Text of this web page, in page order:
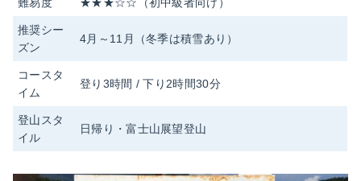
推奨シー
ズン
4月～11月（冬季は積雪あり）
コースタ
イム
登り3時間 / 下り2時間30分
登山スタ
イル
日帰り・富士山展望登山